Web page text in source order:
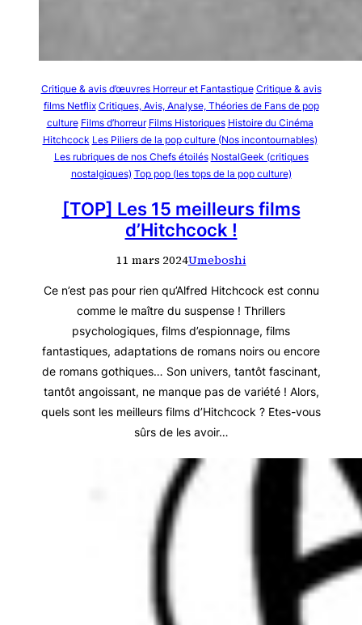
Critique & avis d’œuvres Horreur et Fantastique Critique & avis
films Netflix Critiques, Avis, Analyse, Théories de Fans de pop
culture Films d’horreur Films Historiques Histoire du Cinéma
Hitchcock Les Piliers de la pop culture (Nos incontournables)
Les rubriques de nos Chefs étoilés NostalGeek (critiques
nostalgiques) Top pop (les tops de la pop culture)
[TOP] Les 15 meilleurs films
d’Hitchcock !
11 mars 2024Umeboshi
Ce n’est pas pour rien qu’Alfred Hitchcock est connu
comme le maître du suspense ! Thrillers
psychologiques, films d’espionnage, films
fantastiques, adaptations de romans noirs ou encore
de romans gothiques… Son univers, tantôt fascinant,
tantôt angoissant, ne manque pas de variété ! Alors,
quels sont les meilleurs films d’Hitchcock ? Etes-vous
sûrs de les avoir…